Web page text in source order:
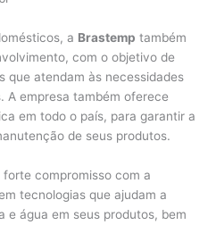
a Brastemp também
com o objetivo de
que atendam às necessidades
A empresa também oferece
em todo o país, para garantir a
de seus produtos.
compromisso com a
tecnologias que ajudam a
e água em seus produtos, bem